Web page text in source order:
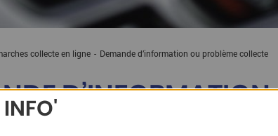
collecte en ligne Current:
Demande d’information ou problème collecte
D’INFORMATION
COLLECTE